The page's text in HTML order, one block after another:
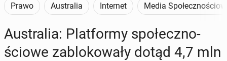
Prawo Australia Internet Media
Au­stra­lia: Plat­for­my spo­łecz­no­
ścio­we za­blo­ko­wa­ły dotąd 4,7 mln